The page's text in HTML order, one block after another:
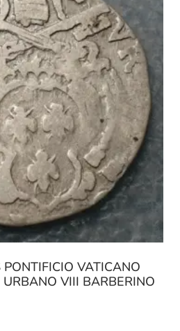
VATICANO
VIII BARBERINO